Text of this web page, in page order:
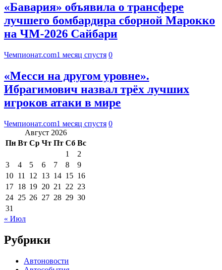
«Бавария» объявила о трансфере
лучшего бомбардира сборной Марокко
на ЧМ-2026 Сайбари
Чемпионат.com1 месяц спустя 0
«Месси на другом уровне».
Ибрагимович назвал трёх лучших
игроков атаки в мире
Чемпионат.com1 месяц спустя 0
Август 2026
Пн Вт Ср Чт Пт Сб Вс
1
2
3
4 5 6 7 8
9
10 11 12 13 14 15 16
17 18 19 20 21 22 23
24 25 26 27 28 29 30
31
« Июл
Рубрики
Автоновости